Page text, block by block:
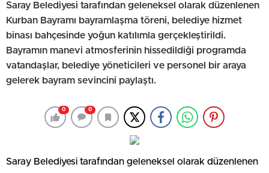
Saray Belediyesi tarafından geleneksel olarak düzenlenen
Kurban Bayramı bayramlaşma töreni, belediye hizmet
binası bahçesinde yoğun katılımla gerçekleştirildi.
Bayramın manevi atmosferinin hissedildiği programda
vatandaşlar, belediye yöneticileri ve personel bir araya
gelerek bayram sevincini paylaştı.
0 0
Saray Belediyesi tarafından geleneksel olarak düzenlenen